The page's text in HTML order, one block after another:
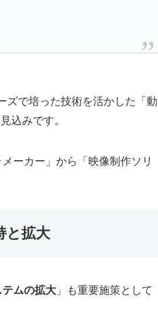
ズで培った技術を活かした「動
込みです。
ーカー」から「映像制作ソリ
と拡大
ムの拡大 」も重要施策として